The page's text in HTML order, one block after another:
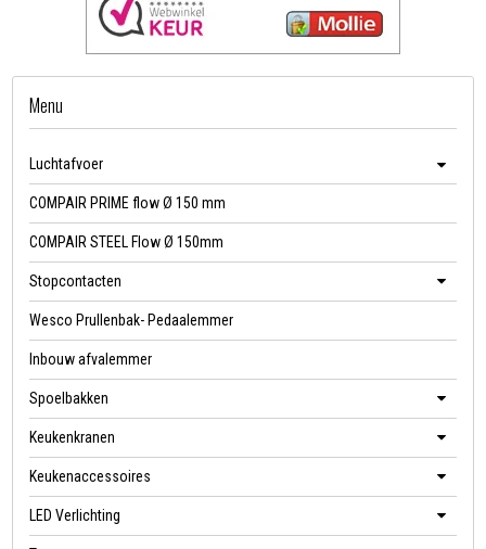
Menu
Luchtafvoer
COMPAIR PRIME flow Ø 150 mm
COMPAIR STEEL Flow Ø 150mm
Stopcontacten
Wesco Prullenbak- Pedaalemmer
Inbouw afvalemmer
Spoelbakken
Keukenkranen
Keukenaccessoires
LED Verlichting